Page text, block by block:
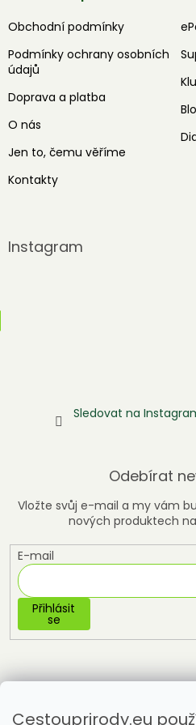
Cestouprirody.eu
Obchodní podmínky
Podmínky ochrany osobních
údajů
Doprava a platba
O nás
Jen to, čemu věříme
Kontakty
Instagram
Sledovat na
Odebírat
Vložte svůj e-mail a my vám
nových produktech
E-mail
Přihlásit
se